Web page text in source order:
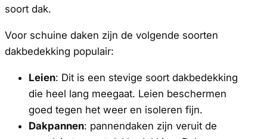
soort dak.
Voor schuine daken zijn de volgende soorten
dakbedekking populair:
Leien: Dit is een stevige soort dakbedekking
die heel lang meegaat. Leien beschermen
goed tegen het weer en isoleren fijn.
Dakpannen: pannendaken zijn veruit de